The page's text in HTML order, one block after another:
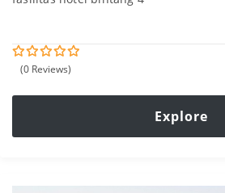
0
u
(0 Reviews)
Explore